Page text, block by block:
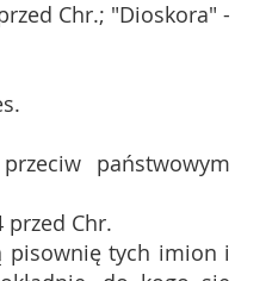
Chr.; "Dioskora" -
państwowym
przed Chr.
pisownię tych imion i